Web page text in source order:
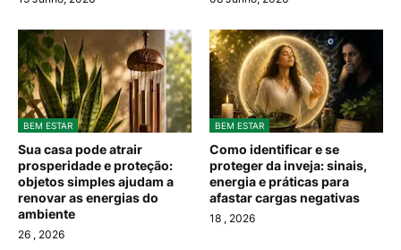
BEM ESTAR
Sua casa pode atrair
prosperidade e proteção:
objetos simples ajudam a
renovar as energias do
ambiente
26 , 2026
BEM ESTAR
Como identificar e se
proteger da inveja: sinais,
energia e práticas para
afastar cargas negativas
18 , 2026